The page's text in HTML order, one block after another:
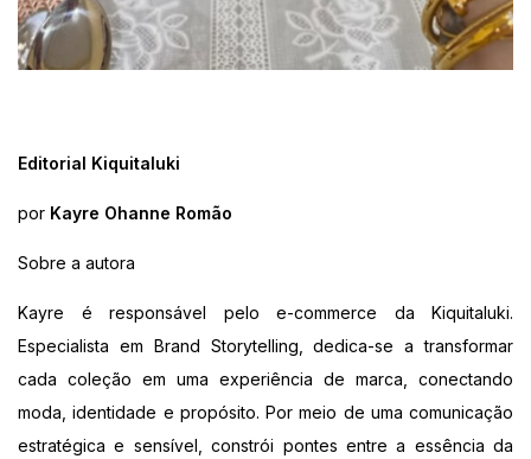
Editorial Kiquitaluki
por Kayre Ohanne Romão
Sobre a autora
Kayre é responsável pelo e-commerce da Kiquitaluki.
Especialista em Brand Storytelling, dedica-se a transformar
cada coleção em uma experiência de marca, conectando
moda, identidade e propósito. Por meio de uma comunicação
estratégica e sensível, constrói pontes entre a essência da